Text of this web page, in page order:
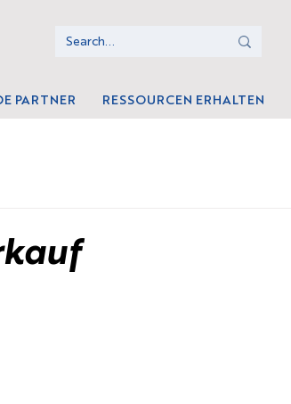
PARTNER RESSOURCEN ERHALTEN